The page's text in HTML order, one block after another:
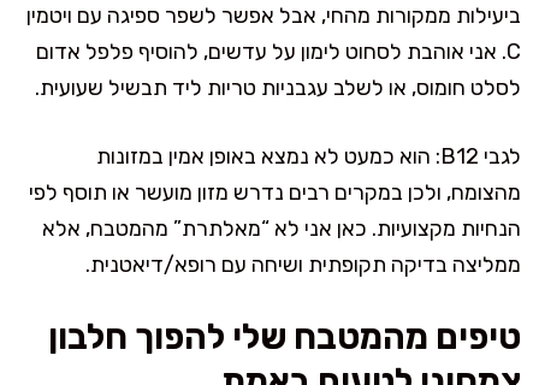
ביעילות ממקורות מהחי, אבל אפשר לשפר ספיגה עם ויטמין
C. אני אוהבת לסחוט לימון על עדשים, להוסיף פלפל אדום
לסלט חומוס, או לשלב עגבניות טריות ליד תבשיל שעועית.
לגבי B12: הוא כמעט לא נמצא באופן אמין במזונות
מהצומח, ולכן במקרים רבים נדרש מזון מועשר או תוסף לפי
הנחיות מקצועיות. כאן אני לא “מאלתרת” מהמטבח, אלא
ממליצה בדיקה תקופתית ושיחה עם רופא/דיאטנית.
טיפים מהמטבח שלי להפוך חלבון